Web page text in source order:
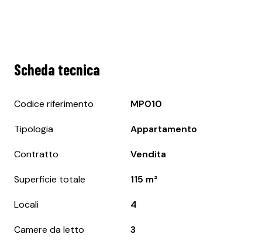
Scheda tecnica
Codice riferimento MP010
Tipologia Appartamento
Contratto Vendita
Superficie totale 115 m²
Locali 4
Camere da letto 3